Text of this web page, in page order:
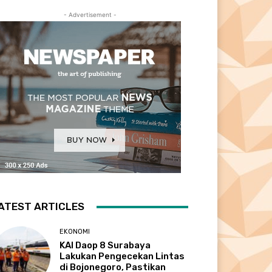
- Advertisement -
ARTICLES
EKONOMI
KAI Daop 8 Surabaya
Lakukan Pengecekan Lintas
di Bojonegoro, Pastikan